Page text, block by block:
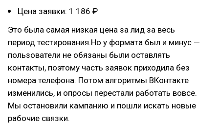
Цена заявки: 1 186 ₽
Это была самая низкая цена за лид за весь
период тестирования.Но у формата был и минус —
пользователи не обязаны были оставлять
контакты, поэтому часть заявок приходила без
номера телефона. Потом алгоритмы ВКонтакте
изменились, и опросы перестали работать вовсе.
Мы остановили кампанию и пошли искать новые
рабочие связки.